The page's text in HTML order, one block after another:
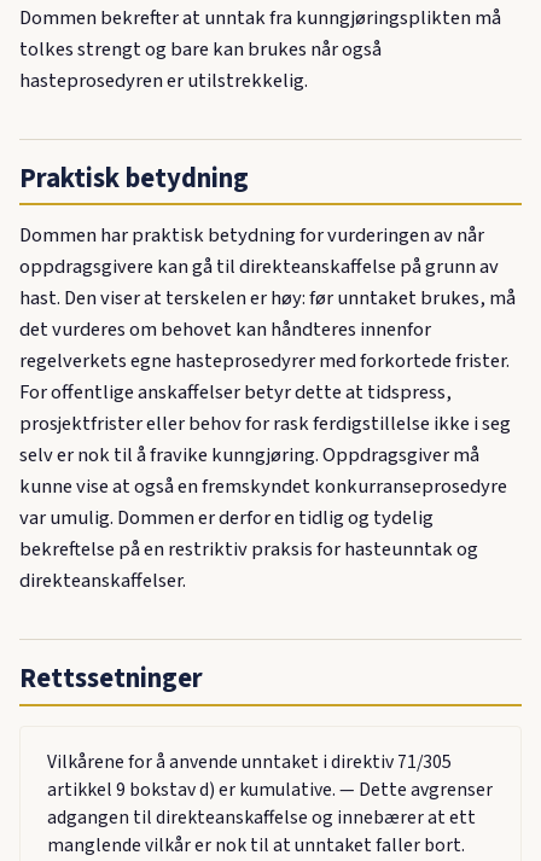
Dommen bekrefter at unntak fra kunngjøringsplikten må
tolkes strengt og bare kan brukes når også
hasteprosedyren er utilstrekkelig.
Praktisk betydning
Dommen har praktisk betydning for vurderingen av når
oppdragsgivere kan gå til direkteanskaffelse på grunn av
hast. Den viser at terskelen er høy: før unntaket brukes, må
det vurderes om behovet kan håndteres innenfor
regelverkets egne hasteprosedyrer med forkortede frister.
For offentlige anskaffelser betyr dette at tidspress,
prosjektfrister eller behov for rask ferdigstillelse ikke i seg
selv er nok til å fravike kunngjøring. Oppdragsgiver må
kunne vise at også en fremskyndet konkurranseprosedyre
var umulig. Dommen er derfor en tidlig og tydelig
bekreftelse på en restriktiv praksis for hasteunntak og
direkteanskaffelser.
Rettssetninger
Vilkårene for å anvende unntaket i direktiv 71/305
artikkel 9 bokstav d) er kumulative. — Dette avgrenser
adgangen til direkteanskaffelse og innebærer at ett
manglende vilkår er nok til at unntaket faller bort.